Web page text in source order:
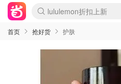
Sasa美妆护肤3.5折
SSENSE年中2.5折
FreshBeauty好价汇总
Cettire降价+叠9折
WWS Coles超市实拍
viagogo二手票捡漏
Myer超级周末
The Outnet奢牌1折起
David Jones 3折起
Flannels大牌1折
Perfumes Club护肤1折
AMIRO面罩$251
Amazon折扣汇总
eToro入金$200送$50
Amazon数码好物
ICONIC本周7.5折
ThedoubleF高奢地板价
Moose Knuckles 6折
丝芙兰5折起
EUFY摄像头$98
Selenichast首饰2折
Trip机票酒店促销
YSL送5件彩妆礼
Amazon家居好物
Amazon美妆护肤
雅漾大喷$8
过敏原检测盒$33
伊索独家赠50ml沐浴露
科颜氏高保湿面霜$29
SEALIFE海洋馆门票6折
丝塔芙大白罐$16
订阅Newsletter送香薰
Cult Beauty 6.8折
Harrods圣诞日历$525
LN-CC奢牌私促3折
d'Alba空姐喷雾$16
EVE LOM套装£56
Bernardelli独家4折
Adore Beauty 6折起
CT圣诞日历
Mytheresa奢品2.7折
Luxury Escapes 9折
Currentbody美容仪$881
MOON Garden Live
Roborock扫地机$649
Tingo Life水杯$24
Valentino官网5折
CR洗护套装$23
修丽可4件套$159
Myer彩妆2件7折
GANNI官网4.5折
Stylevana韩妆4折
Tessabit高奢8.5折
OGX洗发水$11
Amazon阿德莱德次日达
卡诗8.5折+赠礼
Philips Hue灯具8折
首页 抢好货 护肤